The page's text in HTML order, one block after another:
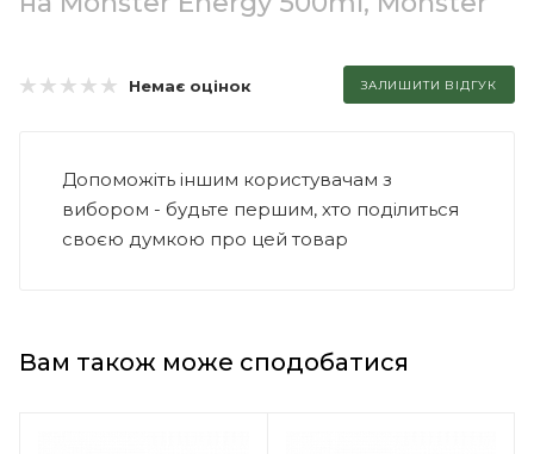
Немає оцінок ЗАЛИШИТИ ВІДГУК
Допоможіть іншим користувачам з
вибором - будьте першим, хто поділиться
своєю думкою про цей товар
Вам також може сподобатися